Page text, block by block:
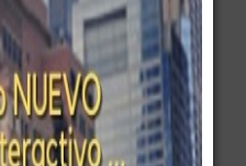
General de
©